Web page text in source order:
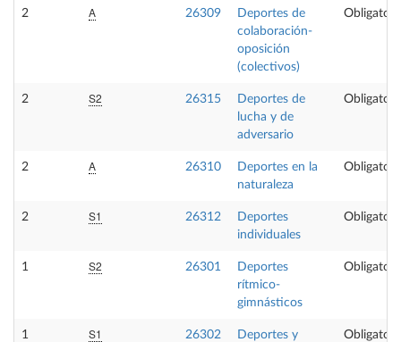
2 A 26309
Deportes de
colaboración-
oposición
(colectivos)
2 S2 26315
Deportes de
lucha y de
adversario
2 A 26310
Deportes en la
naturaleza
2 S1 26312
Deportes
individuales
1 S2 26301
Deportes
rítmico-
gimnásticos
1 S1 26302
Deportes y